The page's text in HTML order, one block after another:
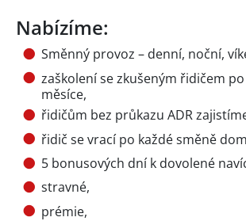
Nabízíme:
Směnný provoz – denní, noční,
zaškolení se zkušeným řidičem
měsíce,
řidičům bez průkazu ADR
řidič se vrací po každé směně
5 bonusových dní k dovolené
stravné,
prémie,